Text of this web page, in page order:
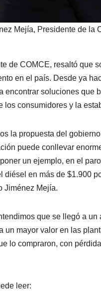
Mejía, Presidente de la
de COMCE, resaltó que
en el país. Desde ya
encontrar soluciones que
los consumidores y la
la propuesta del
puede conllevar
un ejemplo, en el
diésel en más de $1.900
Jiménez Mejía.
que se llegó a
un mayor valor en las
lo compraron, con
leer: